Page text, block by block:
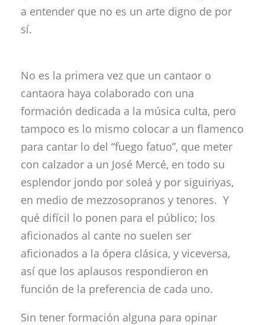
a entender que no es un arte digno de por
sí.
No es la primera vez que un cantaor o
cantaora haya colaborado con una
formación dedicada a la música culta, pero
tampoco es lo mismo colocar a un flamenco
para cantar lo del “fuego fatuo”, que meter
con calzador a un José Mercé, en todo su
esplendor jondo por soleá y por siguiriyas,
en medio de mezzosopranos y tenores. Y
qué difícil lo ponen para el público; los
aficionados al cante no suelen ser
aficionados a la ópera clásica, y viceversa,
así que los aplausos respondieron en
función de la preferencia de cada uno.
Sin tener formación alguna para opinar